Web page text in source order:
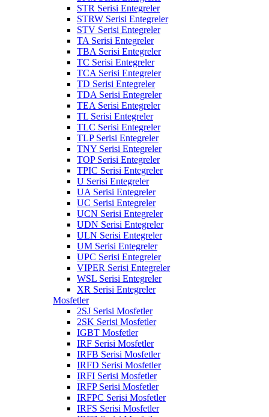
STR Serisi Entegreler
STRW Serisi Entegreler
STV Serisi Entegreler
TA Serisi Entegreler
TBA Serisi Entegreler
TC Serisi Entegreler
TCA Serisi Entegreler
TD Serisi Entegreler
TDA Serisi Entegreler
TEA Serisi Entegreler
TL Serisi Entegreler
TLC Serisi Entegreler
TLP Serisi Entegreler
TNY Serisi Entegreler
TOP Serisi Entegreler
TPIC Serisi Entegreler
U Serisi Entegreler
UA Serisi Entegreler
UC Serisi Entegreler
UCN Serisi Entegreler
UDN Serisi Entegreler
ULN Serisi Entegreler
UM Serisi Entegreler
UPC Serisi Entegreler
VIPER Serisi Entegreler
WSL Serisi Entegreler
XR Serisi Entegreler
Mosfetler
2SJ Serisi Mosfetler
2SK Serisi Mosfetler
IGBT Mosfetler
IRF Serisi Mosfetler
IRFB Serisi Mosfetler
IRFD Serisi Mosfetler
IRFI Serisi Mosfetler
IRFP Serisi Mosfetler
IRFPC Serisi Mosfetler
IRFS Serisi Mosfetler